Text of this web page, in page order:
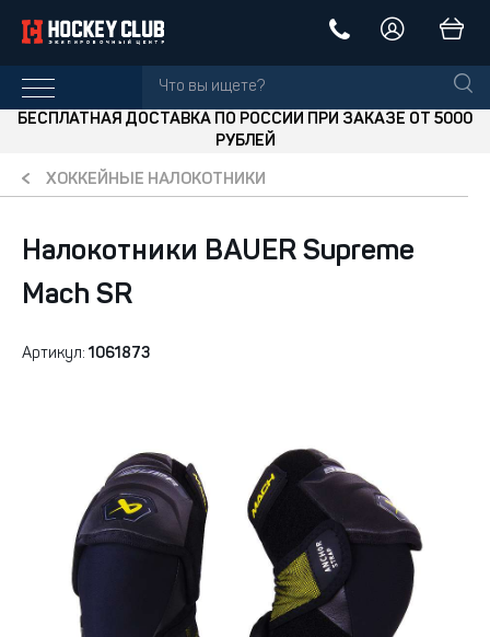
БЕСПЛАТНАЯ ДОСТАВКА ПО РОССИИ ПРИ ЗАКАЗЕ ОТ 5000
РУБЛЕЙ
ХОККЕЙНЫЕ НАЛОКОТНИКИ
Налокотники BAUER Supreme
Mach SR
Артикул: 1061873